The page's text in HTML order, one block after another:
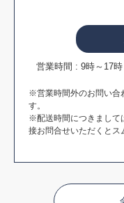
営業時間 : 9時～17時
※営業時間外のお問い合
す。
※配送時間につきまして
接お問合せいただくとス